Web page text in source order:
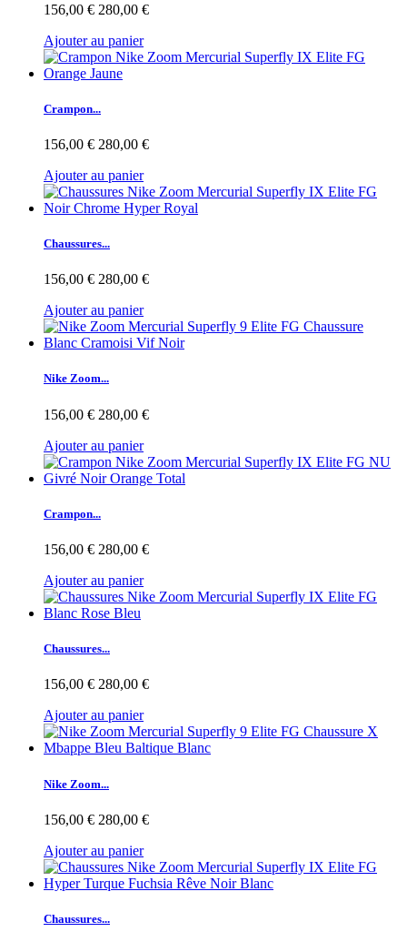
156,00 € 280,00 €
Ajouter au panier
Crampon...
156,00 € 280,00 €
Ajouter au panier
Chaussures...
156,00 € 280,00 €
Ajouter au panier
Nike Zoom...
156,00 € 280,00 €
Ajouter au panier
Crampon...
156,00 € 280,00 €
Ajouter au panier
Chaussures...
156,00 € 280,00 €
Ajouter au panier
Nike Zoom...
156,00 € 280,00 €
Ajouter au panier
Chaussures...